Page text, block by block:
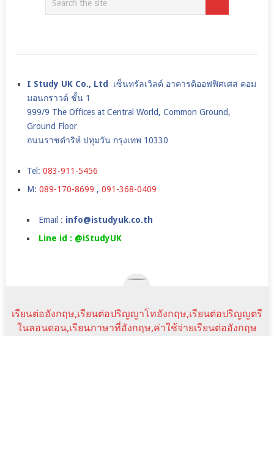
I Study UK Co., Ltd เซ็นทรัลเวิลด์ อาคารดิออฟฟิศเศส คอม
มอนกราวด์ ชั้น 1
999/9 The Offices at Central World, Common Ground,
Ground Floor
ถนนราชดำริห์ ปทุมวัน กรุงเทพ 10330
Tel: 083-911-5456
M: 089-170-8699 , 091-368-0409
Email : info@istudyuk.co.th
Line id : @iStudyUK
เรียนต่ออังกฤษ,เรียนต่อปริญญาโทอังกฤษ,เรียนต่อปริญญตรี
ในลอนดอน,เรียนภาษาที่อังกฤษ,ค่าใช้จ่ายเรียนต่ออังกฤษ